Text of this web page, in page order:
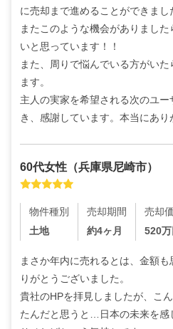
に売却まで進めることができまし
またこのような機会がありまし
いと思っています！！
また、周りで悩んでいる方がい
ます。
主人の実家を希望される次のユ
き、感謝しています。本当にあり
60代女性 （兵庫県尼崎市）
物件種別
土地
売却期間
約4ヶ月
売却
520万
まさか年内に売れるとは、金額
りがとうございました。
貴社のHPを拝見しましたが、こ
たんだと思うと…日本の未来を感